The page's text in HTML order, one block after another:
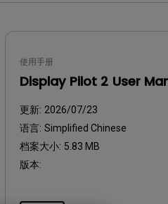
使用手册
Display Pilot 2 User
更新: 2026/07/23
语言: Simplified Chinese
档案大小: 5.83 MB
版本: